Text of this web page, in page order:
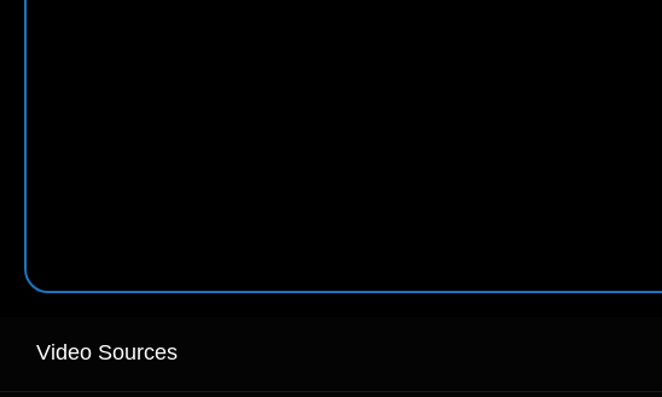
Video Sources